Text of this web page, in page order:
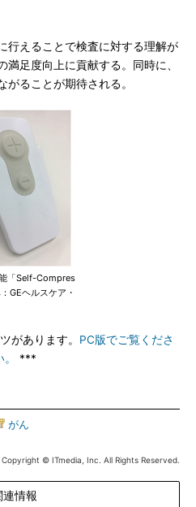
えることで検査に対する理解が
足度向上に貢献する。同時に、
ることが期待される。
「Self-Compres
GEヘルスケア・
があります。 PC版でご覧くださ
***
がん
Copyright © ITmedia, Inc. All Rights Reserved.
連情報